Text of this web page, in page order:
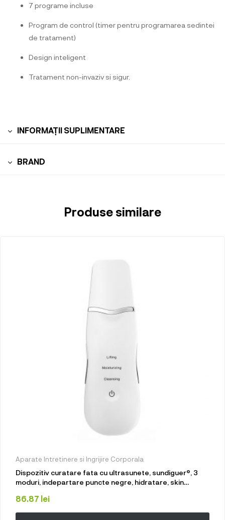
7 programe incluse
Program de control (timer pentru programarea sedintei
de tratament)
Design inteligent
Tratament non-invaziv si sigur.
INFORMAȚII SUPLIMENTARE
BRAND
Produse similare
Aparate Intretinere si Ingrijire Corporala
Dispozitiv curatare fata cu ultrasunete, sundiguer®, 3
moduri, indepartare puncte negre, hidratare, skin
86.87 lei